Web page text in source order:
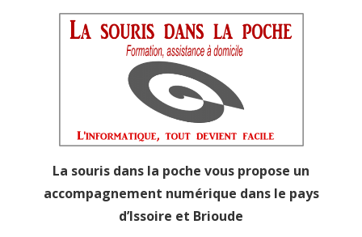
La souris dans la poche vous propose un
accompagnement numérique dans le pays
d’Issoire et Brioude